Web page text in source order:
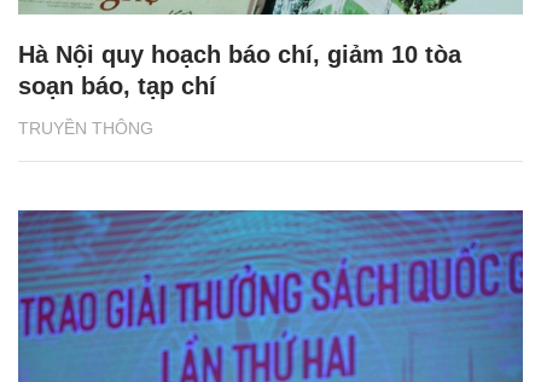
TRUYỀN THÔNG
Hà Nội quy hoạch báo chí, giảm 10 tòa
soạn báo, tạp chí